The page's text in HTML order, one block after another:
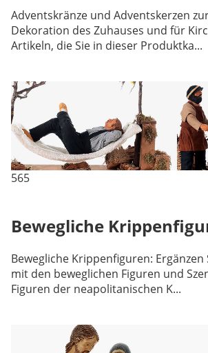
Adventskränze und Adventskerzen
Dekoration des Zuhauses und für
Artikeln, die Sie in dieser Produktka...
565
Bewegliche
Bewegliche Krippenfiguren: Ergänzen
mit den beweglichen Figuren und
Figuren der neapolitanischen K...